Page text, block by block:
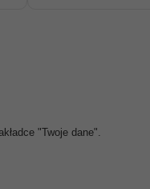
"Twoje dane".